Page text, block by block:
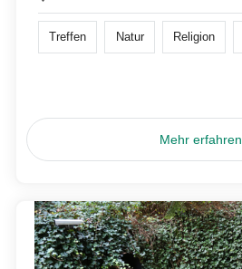
Treffen Natur Religion
Mehr erfahren